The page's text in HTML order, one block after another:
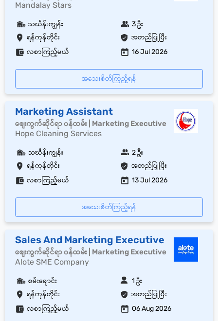
Mandalay Stars
ရန်ကုန်တိုင်း အတည်ပြုပြီး
သင်္ဃန်းကျွန်း 3 ဦး
လစာကြည့်မယ် 16 Jul 2026
အသေးစိတ်ကြည့်ရန်
Marketing Assistant
စျေးကွက်ဆိုင်ရာ ၀န်ထမ်း | Marketing Executive
Hope Cleaning Services
ရန်ကုန်တိုင်း အတည်ပြုပြီး
သင်္ဃန်းကျွန်း 2 ဦး
လစာကြည့်မယ် 13 Jul 2026
အသေးစိတ်ကြည့်ရန်
Sales And Marketing Executive
စျေးကွက်ဆိုင်ရာ ၀န်ထမ်း | Marketing Executive
Alote SME Company
ရန်ကုန်တိုင်း အတည်ပြုပြီး
စမ်းချောင်း 1 ဦး
လစာကြည့်မယ် 06 Aug 2026